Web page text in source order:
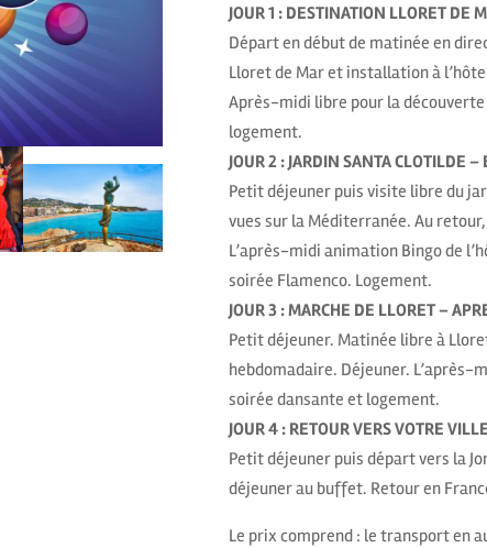
JOUR 1 : DESTINATION LLORET DE
Départ en début de matinée en
Lloret de Mar et installation à
Après-midi libre pour la
logement.
JOUR 2 : JARDIN SANTA CLOTILDE –
Petit déjeuner puis visite libre du
vues sur la Méditerranée. Au
L’après-midi animation Bingo de
soirée Flamenco. Logement.
JOUR 3 : MARCHE DE LLORET –
Petit déjeuner. Matinée libre à
hebdomadaire. Déjeuner. L’après-
soirée dansante et logement.
JOUR 4 : RETOUR VERS VOTRE VILLE
Petit déjeuner puis départ vers la
déjeuner au buffet. Retour en
Le prix comprend : le transport en